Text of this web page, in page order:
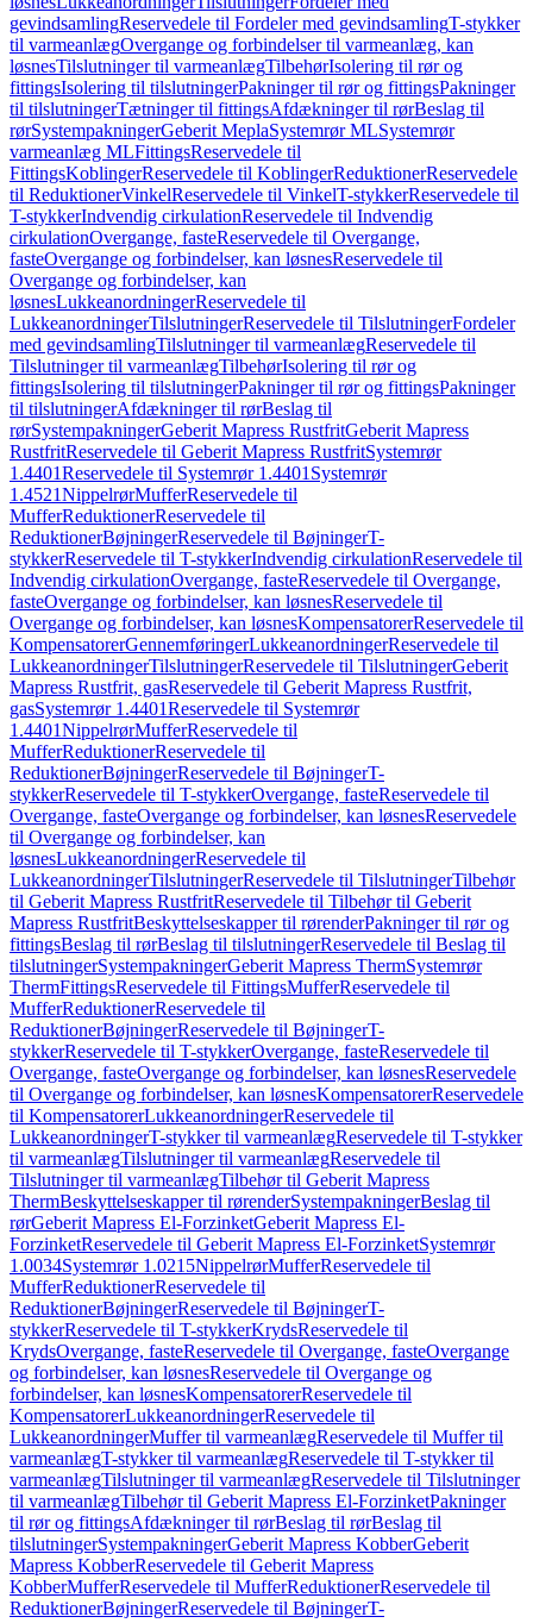
gevindsamlingReservedele til Fordeler med gevindsamlingT-stykker
til varmeanlægOvergange og forbindelser til varmeanlæg, kan
løsnesTilslutninger til varmeanlægTilbehørIsolering til rør og
fittingsIsolering til tilslutningerPakninger til rør og fittingsPakninger
til tilslutningerTætninger til fittingsAfdækninger til rørBeslag til
rørSystempakningerGeberit MeplaSystemrør MLSystemrør
varmeanlæg MLFittingsReservedele til
FittingsKoblingerReservedele til KoblingerReduktionerReservedele
til ReduktionerVinkelReservedele til VinkelT-stykkerReservedele til
T-stykkerIndvendig cirkulationReservedele til Indvendig
cirkulationOvergange, fasteReservedele til Overgange,
fasteOvergange og forbindelser, kan løsnesReservedele til
Overgange og forbindelser, kan
løsnesLukkeanordningerReservedele til
LukkeanordningerTilslutningerReservedele til TilslutningerFordeler
med gevindsamlingTilslutninger til varmeanlægReservedele til
Tilslutninger til varmeanlægTilbehørIsolering til rør og
fittingsIsolering til tilslutningerPakninger til rør og fittingsPakninger
til tilslutningerAfdækninger til rørBeslag til
rørSystempakningerGeberit Mapress RustfritGeberit Mapress
RustfritReservedele til Geberit Mapress RustfritSystemrør
1.4401Reservedele til Systemrør 1.4401 Systemrør
1.4521NippelrørMufferReservedele til
MufferReduktionerReservedele til
ReduktionerBøjningerReservedele til BøjningerT-
stykkerReservedele til T-stykkerIndvendig cirkulationReservedele til
Indvendig cirkulationOvergange, fasteReservedele til Overgange,
fasteOvergange og forbindelser, kan løsnesReservedele til
Overgange og forbindelser, kan løsnesKompensatorerReservedele til
KompensatorerGennemføringerLukkeanordningerReservedele til
LukkeanordningerTilslutningerReservedele til TilslutningerGeberit
Mapress Rustfrit, gasReservedele til Geberit Mapress Rustfrit,
gasSystemrør 1.4401Reservedele til Systemrør
1.4401NippelrørMufferReservedele til
MufferReduktionerReservedele til
ReduktionerBøjningerReservedele til BøjningerT-
stykkerReservedele til T-stykkerOvergange, fasteReservedele til
Overgange, fasteOvergange og forbindelser, kan løsnesReservedele
til Overgange og forbindelser, kan
løsnesLukkeanordningerReservedele til
LukkeanordningerTilslutningerReservedele til TilslutningerTilbehør
til Geberit Mapress RustfritReservedele til Tilbehør til Geberit
Mapress RustfritBeskyttelseskapper til rørenderPakninger til rør og
fittingsBeslag til rørBeslag til tilslutningerReservedele til Beslag til
tilslutningerSystempakningerGeberit Mapress ThermSystemrør
ThermFittingsReservedele til FittingsMufferReservedele til
MufferReduktionerReservedele til
ReduktionerBøjningerReservedele til BøjningerT-
stykkerReservedele til T-stykkerOvergange, fasteReservedele til
Overgange, fasteOvergange og forbindelser, kan løsnesReservedele
til Overgange og forbindelser, kan løsnesKompensatorerReservedele
til KompensatorerLukkeanordningerReservedele til
LukkeanordningerT-stykker til varmeanlægReservedele til T-stykker
til varmeanlægTilslutninger til varmeanlægReservedele til
Tilslutninger til varmeanlægTilbehør til Geberit Mapress
ThermBeskyttelseskapper til rørenderSystempakningerBeslag til
rørGeberit Mapress El-ForzinketGeberit Mapress El-
ForzinketReservedele til Geberit Mapress El-ForzinketSystemrør
1.0034Systemrør 1.0215NippelrørMufferReservedele til
MufferReduktionerReservedele til
ReduktionerBøjningerReservedele til BøjningerT-
stykkerReservedele til T-stykkerKrydsReservedele til
KrydsOvergange, fasteReservedele til Overgange, fasteOvergange
og forbindelser, kan løsnesReservedele til Overgange og
forbindelser, kan løsnesKompensatorerReservedele til
KompensatorerLukkeanordningerReservedele til
LukkeanordningerMuffer til varmeanlægReservedele til Muffer til
varmeanlægT-stykker til varmeanlægReservedele til T-stykker til
varmeanlægTilslutninger til varmeanlægReservedele til Tilslutninger
til varmeanlægTilbehør til Geberit Mapress El-ForzinketPakninger
til rør og fittingsAfdækninger til rørBeslag til rørBeslag til
tilslutningerSystempakningerGeberit Mapress KobberGeberit
Mapress KobberReservedele til Geberit Mapress
KobberMufferReservedele til MufferReduktionerReservedele til
ReduktionerBøjningerReservedele til BøjningerT-